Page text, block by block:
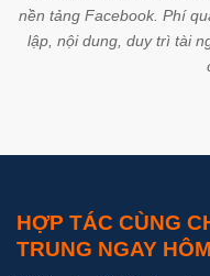
nền tảng Facebook. Phí
lập, nội dung, duy trì tài
HỢP TÁC CÙNG
TRUNG NGAY